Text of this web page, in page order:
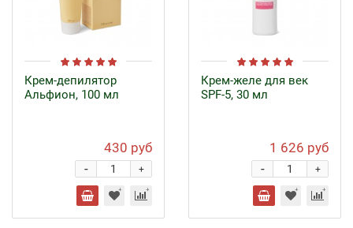
Крем-депилятор
Альфион, 100 мл
430 руб
+
-
Крем-желе для век
SPF-5, 30 мл
1 626 руб
+
-